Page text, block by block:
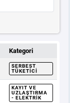
Kategori
SERBEST
TÜKETICI
KAYIT VE
UZLAŞTIRMA
- ELEKTRIK